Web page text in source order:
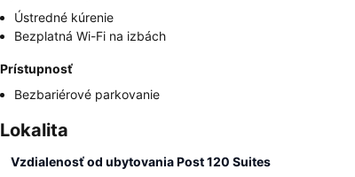
Ústredné kúrenie
Bezplatná Wi-Fi na izbách
Prístupnosť
Bezbariérové parkovanie
Lokalita
Vzdialenosť od ubytovania Post 120 Suites